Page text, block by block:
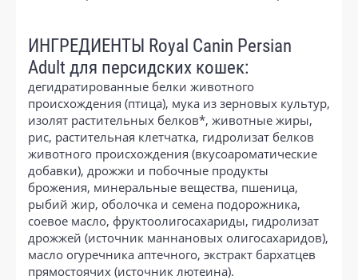
ИНГРЕДИЕНТЫ Royal Canin Persian
Adult для персидских кошек:
дегидратированные белки животного
происхождения (птица), мука из зерновых культур,
изолят растительных белков*, животные жиры,
рис, растительная клетчатка, гидролизат белков
животного происхождения (вкусоароматические
добавки), дрожжи и побочные продукты
брожения, минеральные вещества, пшеница,
рыбий жир, оболочка и семена подорожника,
соевое масло, фруктоолигосахариды, гидролизат
дрожжей (источник мaннановых олигосахаридов),
масло огуречника аптечного, экстракт бархатцев
прямостоячих (источник лютеина).